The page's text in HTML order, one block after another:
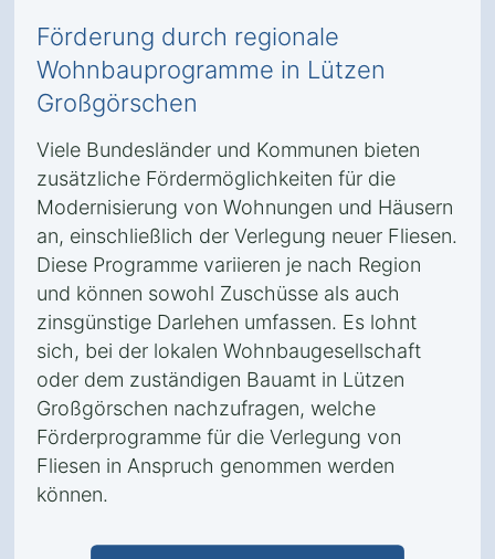
Förderung durch regionale
Wohnbauprogramme in Lützen
Großgörschen
Viele Bundesländer und Kommunen bieten
zusätzliche Fördermöglichkeiten für die
Modernisierung von Wohnungen und Häusern
an, einschließlich der Verlegung neuer Fliesen.
Diese Programme variieren je nach Region
und können sowohl Zuschüsse als auch
zinsgünstige Darlehen umfassen. Es lohnt
sich, bei der lokalen Wohnbaugesellschaft
oder dem zuständigen Bauamt in Lützen
Großgörschen nachzufragen, welche
Förderprogramme für die Verlegung von
Fliesen in Anspruch genommen werden
können.